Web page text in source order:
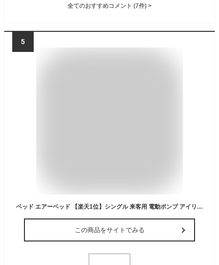
全てのおすすめコメント (7件) >
5
ベッド エアーベッド 【楽天1位】シングル 来客用 電動ポンプ アイリスオーヤマ【レビュー評価★4以上】エアベッド マットレス キャンプ アウトドア 車中泊 防災 電動式 コンパクト 収納付き 収納バッグ 硬め やわらか 持ち運び簡単PEAB-250S
この商品をサイトでみる